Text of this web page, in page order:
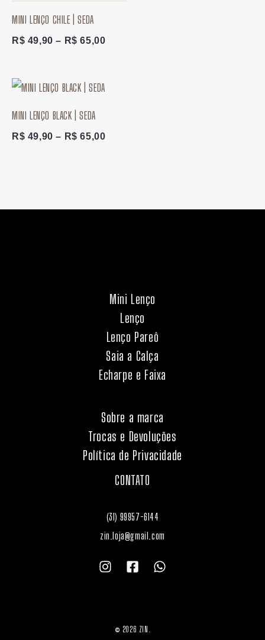
MINI LENÇO CHILE | SEDA
R$ 49,90 – R$ 65,00
MINI LENÇO BLACK | SEDA
R$ 49,90 – R$ 65,00através
Mini Lenço
Lenço
Lenço Pareô
Saia a Calça
Echarpe e Faixa
Sobre a marca
Trocas e Devoluções
Política de Privacidade
CONTATO
(31) 99957-6144
zin.loja@gmail.com
© 2026 ZIN.